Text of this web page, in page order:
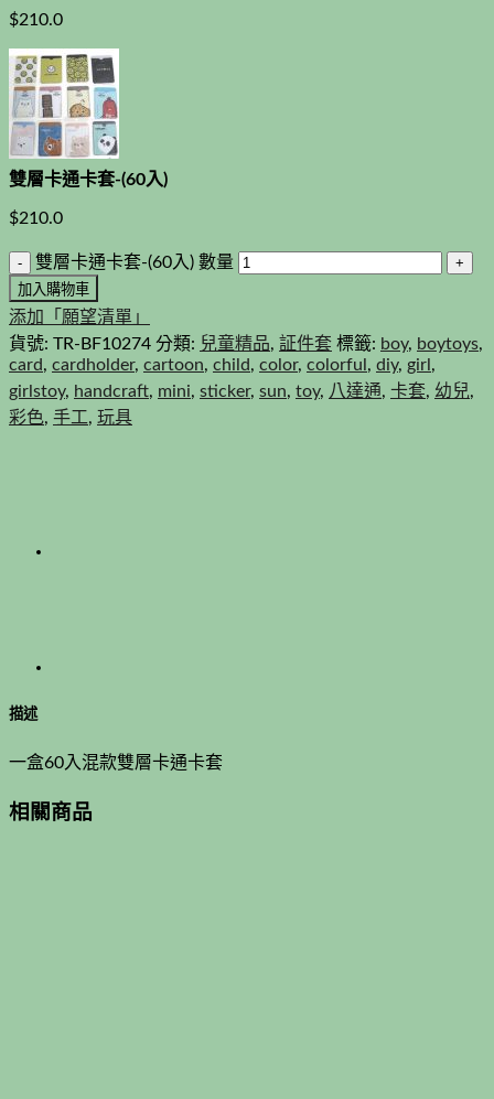
$210.0
雙層卡通卡套-(60入)
$210.0
雙層卡通卡套-(60入) 數量
加入購物車
添加「願望清單」
貨號: TR-BF10274 分類: 兒童精品, 証件套 標籤: boy, boytoys,
card, cardholder, cartoon, child, color, colorful , diy, girl ,
girlstoy, handcraft, mini, sticker, sun, toy, 八達通, 卡套, 幼兒,
彩色, 手工, 玩具
描述
一盒60入混款雙層卡通卡套
相關商品